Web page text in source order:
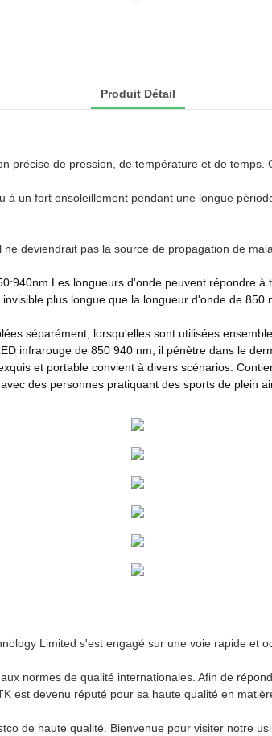
Produit Détail
précise de pression, de température et de
à un fort ensoleillement pendant une longue
deviendrait pas la source de propagation de
Les longueurs d'onde peuvent répondre
plus longue que la longueur d'onde de
séparément, lorsqu'elles sont utilisées
infrarouge de 850 940 nm, il pénètre dans le
et portable convient à divers scénarios.
des personnes pratiquant des sports de plein
Limited s'est engagé sur une voie rapide et
normes de qualité internationales. Afin de
est devenu réputé pour sa haute qualité en
de haute qualité. Bienvenue pour visiter notre